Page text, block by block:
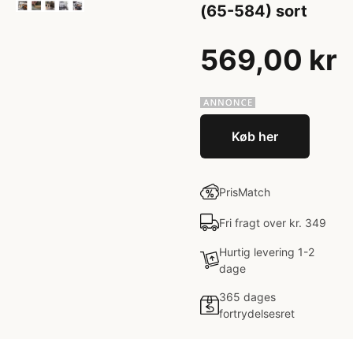
(65-584) sort
569,00 kr
Køb her
PrisMatch
Fri fragt over kr. 349
Hurtig levering 1-2
dage
365 dages
fortrydelsesret